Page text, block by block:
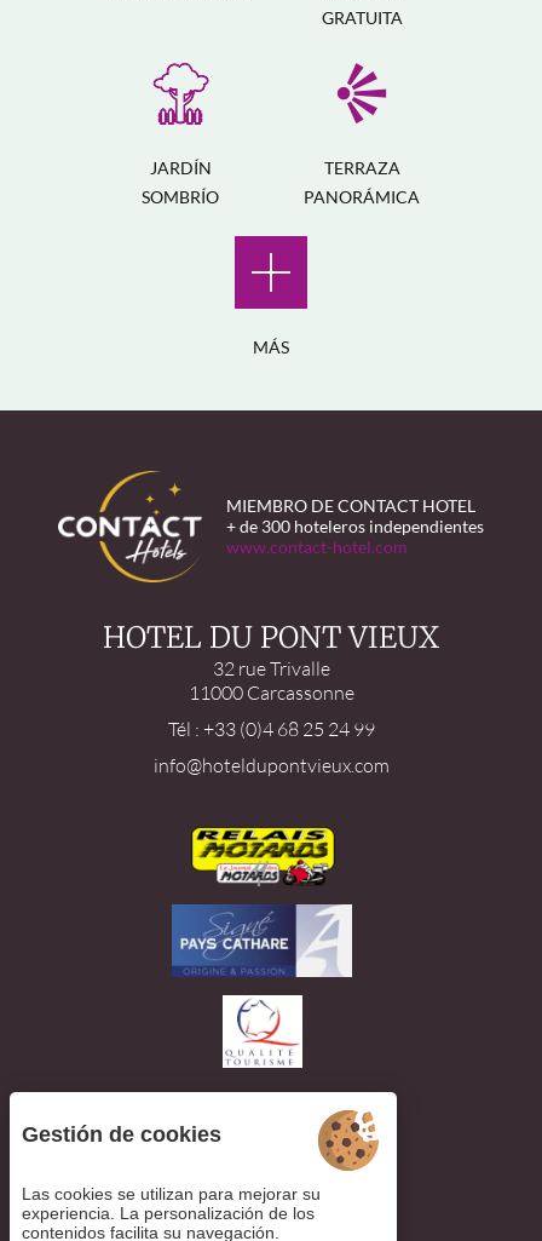
GRATUITA
JARDÍN
SOMBRÍO
TERRAZA
PANORÁMICA
MÁS
MIEMBRO DE CONTACT HOTEL
+ de 300 hoteleros independientes
www.contact-hotel.com
HOTEL DU PONT VIEUX
32 rue Trivalle
11000 Carcassonne
Tél : +33 (0)4 68 25 24 99
info@hoteldupontvieux.com
Gestión de cookies
Las cookies se utilizan para mejorar su
experiencia. La personalización de los
contenidos facilita su navegación.